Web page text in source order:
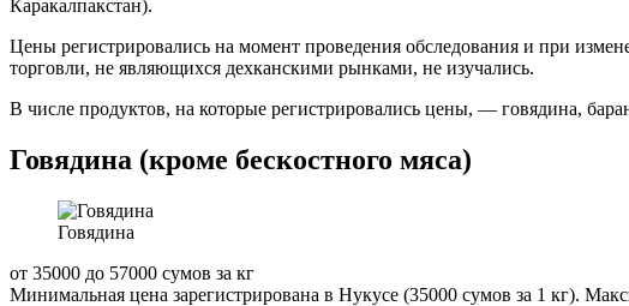
Каракалпакстан).
Цены регистрировались на момент проведения обследования и при
торговли, не являющихся дехканскими рынками, не изучались.
В числе продуктов, на которые регистрировались цены, — говядина,
Говядина (кроме бескостного мяса)
Говядина
от 35000 до 57000 сумов за кг
Минимальная цена зарегистрирована в Нукусе (35000 сумов за 1 кг).